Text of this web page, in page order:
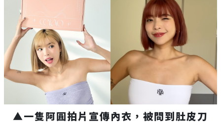
▲一隻阿圓拍片宣傳內衣，被問到肚皮刀